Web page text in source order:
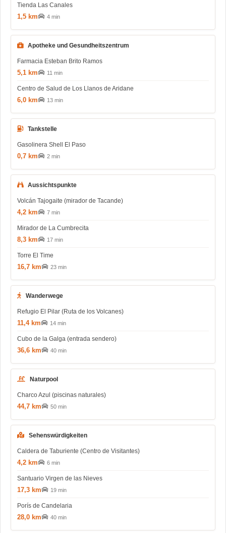
Tienda Las Canales
1,5 km 4 min
Apotheke und Gesundheitszentrum
Farmacia Esteban Brito Ramos
5,1 km 11 min
Centro de Salud de Los Llanos de Aridane
6,0 km 13 min
Tankstelle
Gasolinera Shell El Paso
0,7 km 2 min
Aussichtspunkte
Volcán Tajogaite (mirador de Tacande)
4,2 km 7 min
Mirador de La Cumbrecita
8,3 km 17 min
Torre El Time
16,7 km 23 min
Wanderwege
Refugio El Pilar (Ruta de los Volcanes)
11,4 km 14 min
Cubo de la Galga (entrada sendero)
36,6 km 40 min
Naturpool
Charco Azul (piscinas naturales)
44,7 km 50 min
Sehenswürdigkeiten
Caldera de Taburiente (Centro de Visitantes)
4,2 km 6 min
Santuario Virgen de las Nieves
17,3 km 19 min
Porís de Candelaria
28,0 km 40 min